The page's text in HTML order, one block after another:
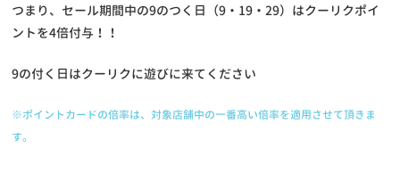
つまり、セール期間中の9のつく日（9・19・29）はクーリクポイ
ントを4倍付与！！
9の付く日はクーリクに遊びに来てください
※ポイントカードの倍率は、対象店舗中の一番高い倍率を適用させて頂きま
す。